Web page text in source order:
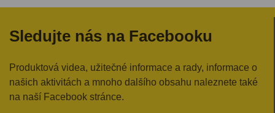
Sledujte nás na Facebooku
Produktová videa, užitečné informace a rady, informace o
našich aktivitách a mnoho dalšího obsahu naleznete také
na naší Facebook stránce.